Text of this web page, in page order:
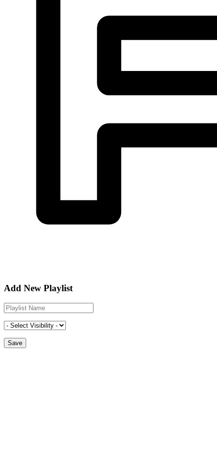
Add New Playlist